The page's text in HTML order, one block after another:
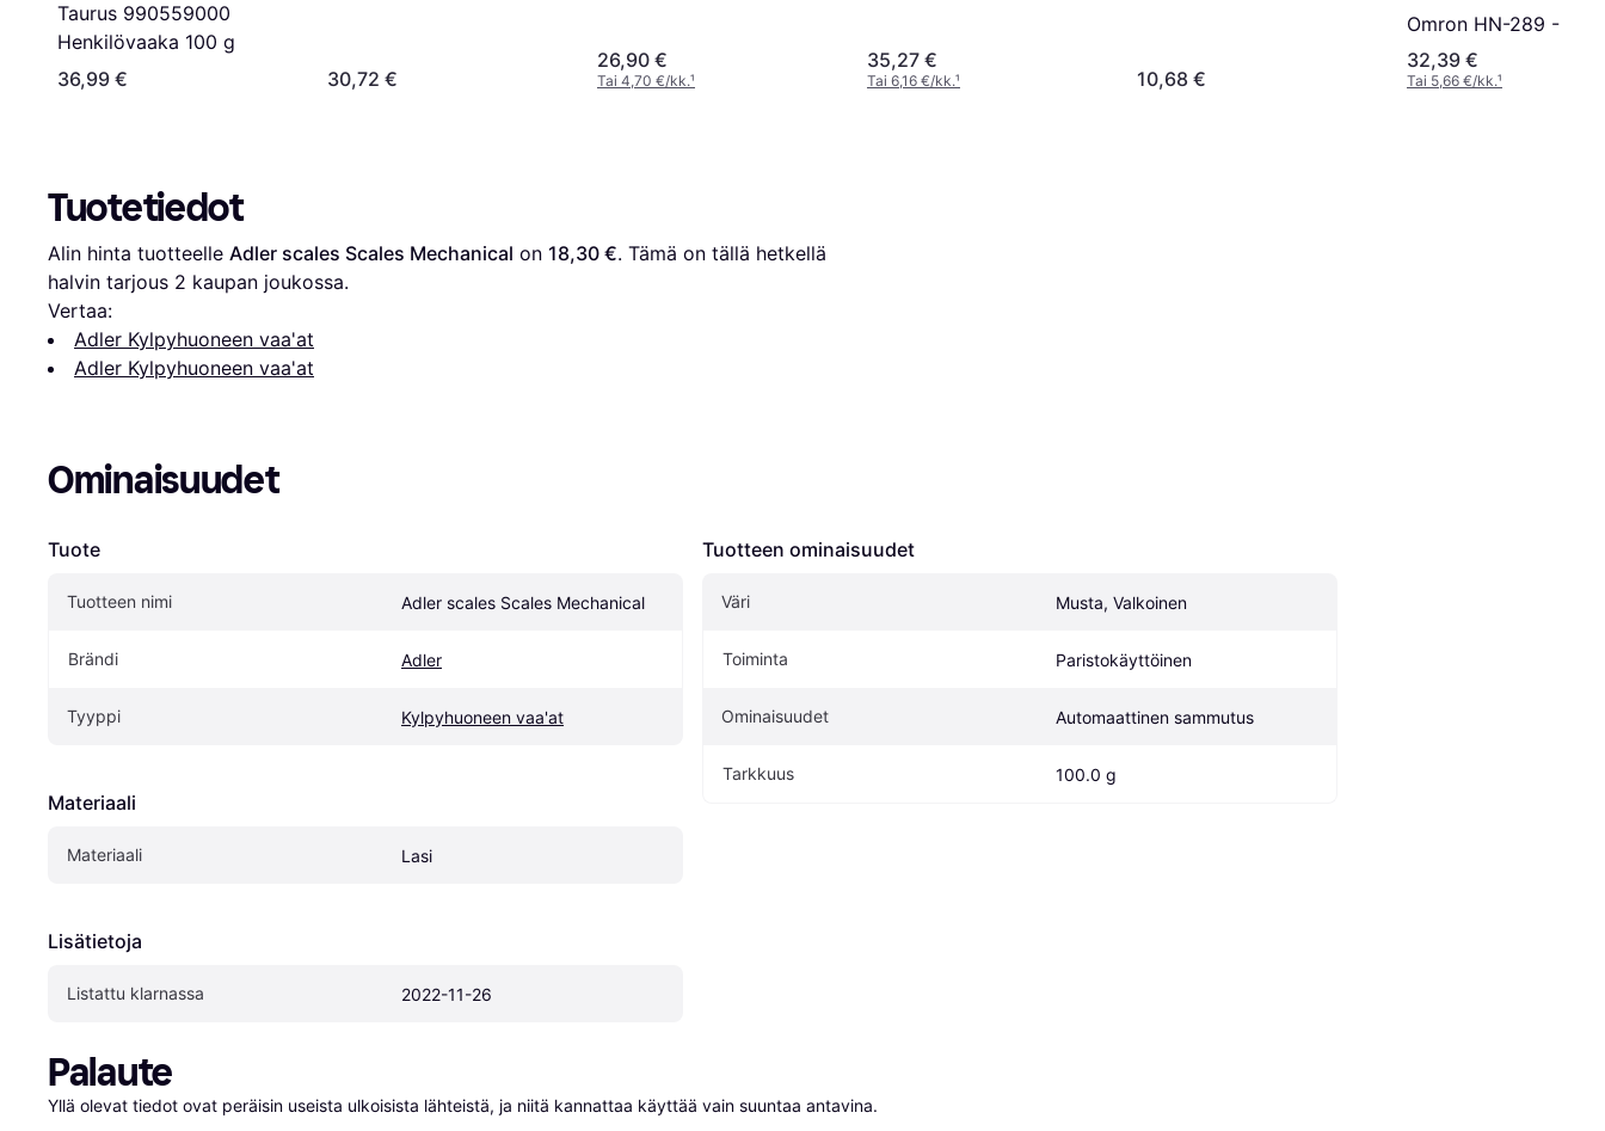
Taurus 990559000
Henkilövaaka 100 g
36,99 €
30,72 €
26,90 €
Tai 4,70 €/kk.¹
35,27 €
Tai 6,16 €/kk.¹ 10,68 €
Omron HN-289 -
32,39 €
Tai 5,66 €/kk.¹
Tuotetiedot
Alin hinta tuotteelle Adler scales Scales Mechanical on 18,30 €. Tämä on tällä hetkellä
halvin tarjous 2 kaupan joukossa.
Vertaa:
Adler Kylpyhuoneen vaa'at
Adler Kylpyhuoneen vaa'at
Ominaisuudet
Tuote
Tuotteen nimi Adler scales Scales Mechanical
Brändi Adler
Tyyppi Kylpyhuoneen vaa'at
Materiaali
Materiaali Lasi
Lisätietoja
Listattu klarnassa 2022-11-26
Tuotteen ominaisuudet
Väri Musta, Valkoinen
Toiminta Paristokäyttöinen
Ominaisuudet Automaattinen sammutus
Tarkkuus 100.0 g
Palaute
Yllä olevat tiedot ovat peräisin useista ulkoisista lähteistä, ja niitä kannattaa käyttää vain suuntaa antavina.